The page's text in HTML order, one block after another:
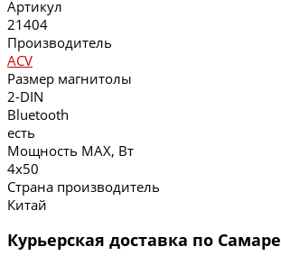
Артикул
21404
Производитель
ACV
Размер магнитолы
2-DIN
Bluetooth
есть
Мощность MAX, Вт
4х50
Страна производитель
Китай
Курьерская доставка по Самаре